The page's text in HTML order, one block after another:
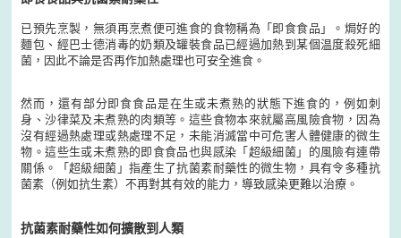
已預先烹製，無須再烹煮便可進食的食物稱為「即食食品」。焗好的
麵包、經巴士德消毒的奶類及罐裝食品已經過加熱到某個温度殺死細
菌，因此不論是否再作加熱處理也可安全進食。
然而，還有部分即食食品是在生或未煮熟的狀態下進食的，例如刺
身、沙律菜及未煮熟的肉類等。這些食物本來就屬高風險食物，因為
沒有經過熱處理或熱處理不足，未能消滅當中可危害人體健康的微生
物。這些生或未煮熟的即食食品也與感染「超級細菌」的風險有連帶
關係。「超級細菌」指產生了抗菌素耐藥性的微生物，具有令多種抗
菌素（例如抗生素）不再對其有效的能力，導致感染更難以治療。
抗菌素耐藥性如何擴散到人類